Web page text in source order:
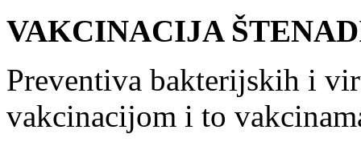
VAKCINACIJA
Preventiva bakterijskih i
vakcinacijom i to